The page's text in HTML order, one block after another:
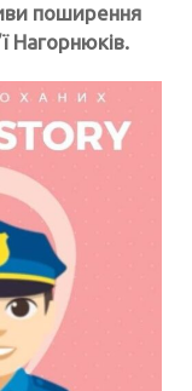
поширення
Нагорнюків.